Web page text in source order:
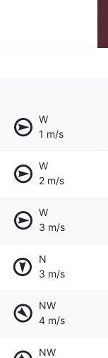
W
1 m/s
W
2 m/s
W
3 m/s
N
3 m/s
NW
4 m/s
NW